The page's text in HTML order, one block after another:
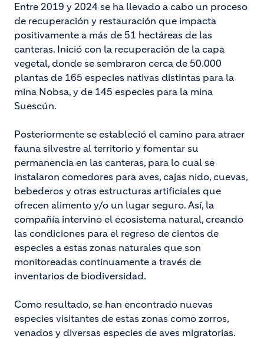
Entre 2019 y 2024 se ha llevado a cabo un proceso
de recuperación y restauración que impacta
positivamente a más de 51 hectáreas de las
canteras. Inició con la recuperación de la capa
vegetal, donde se sembraron cerca de 50.000
plantas de 165 especies nativas distintas para la
mina Nobsa, y de 145 especies para la mina
Suescún.
Posteriormente se estableció el camino para atraer
fauna silvestre al territorio y fomentar su
permanencia en las canteras, para lo cual se
instalaron comedores para aves, cajas nido, cuevas,
bebederos y otras estructuras artificiales que
ofrecen alimento y/o un lugar seguro. Así, la
compañía intervino el ecosistema natural, creando
las condiciones para el regreso de cientos de
especies a estas zonas naturales que son
monitoreadas continuamente a través de
inventarios de biodiversidad.
Como resultado, se han encontrado nuevas
especies visitantes de estas zonas como zorros,
venados y diversas especies de aves migratorias.